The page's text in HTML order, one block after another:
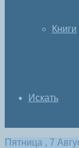
Книги
Искать
Пятница , 7